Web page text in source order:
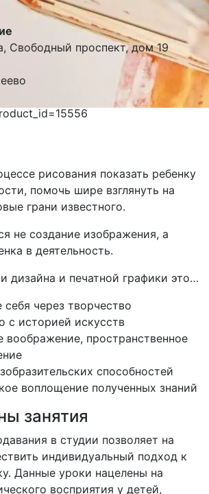
Свободный проспект, дом 19
рисования показать ребенку
помочь шире взглянуть на
грани известного.
не создание изображения, а
в деятельность.
дизайна и печатной графики это…
через творчество
с историей искусств
воображение, пространственное
способностей
воплощение полученных знаний
занятия
в студии позволяет на
индивидуальный подход к
Данные уроки нацелены на
восприятия у детей,